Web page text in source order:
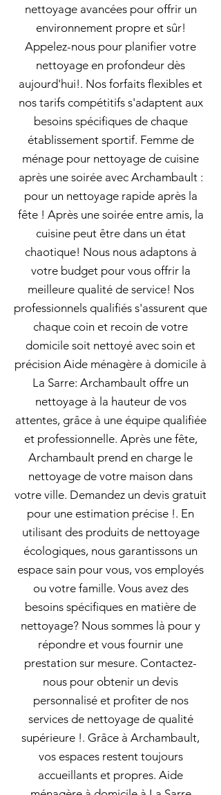
nettoyage avancées pour offrir un
environnement propre et sûr!
Appelez-nous pour planifier votre
nettoyage en profondeur dès
aujourd'hui!. Nos forfaits flexibles et
nos tarifs compétitifs s'adaptent aux
besoins spécifiques de chaque
établissement sportif. Femme de
ménage pour nettoyage de cuisine
après une soirée avec Archambault :
pour un nettoyage rapide après la
fête ! Après une soirée entre amis, la
cuisine peut être dans un état
chaotique! Nous nous adaptons à
votre budget pour vous offrir la
meilleure qualité de service! Nos
professionnels qualifiés s'assurent que
chaque coin et recoin de votre
domicile soit nettoyé avec soin et
précision Aide ménagère à domicile à
La Sarre: Archambault offre un
nettoyage à la hauteur de vos
attentes, grâce à une équipe qualifiée
et professionnelle. Après une fête,
Archambault prend en charge le
nettoyage de votre maison dans
votre ville. Demandez un devis gratuit
pour une estimation précise !. En
utilisant des produits de nettoyage
écologiques, nous garantissons un
espace sain pour vous, vos employés
ou votre famille. Vous avez des
besoins spécifiques en matière de
nettoyage? Nous sommes là pour y
répondre et vous fournir une
prestation sur mesure. Contactez-
nous pour obtenir un devis
personnalisé et profiter de nos
services de nettoyage de qualité
supérieure !. Grâce à Archambault,
vos espaces restent toujours
accueillants et propres. Aide